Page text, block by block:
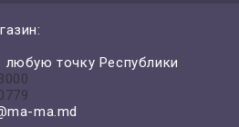
любую точку Республики
ma.md